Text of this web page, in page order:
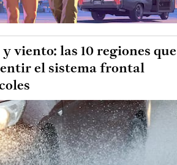
viento: las 10 regiones que
el sistema frontal